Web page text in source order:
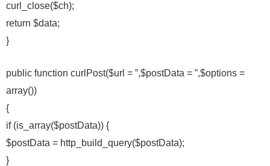
curl_close($ch);
return $data;
}
public function curlPost($url = ”,$postData = ”,$options =
array())
{
if (is_array($postData)) {
$postData = http_build_query($postData);
}